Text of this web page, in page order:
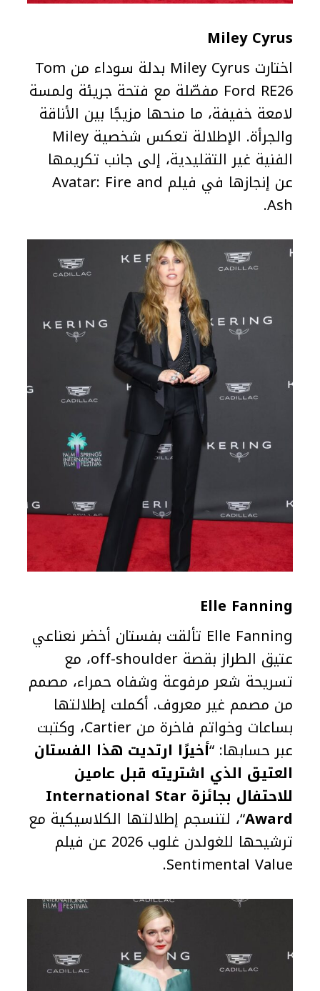
Miley Cyrus
اختارت Miley Cyrus بدلة سوداء من Tom
Ford RE26 مفصّلة مع فتحة جريئة ولمسة
لامعة خفيفة، ما منحها مزيجًا بين الأناقة
والجرأة. الإطلالة تعكس شخصية Miley
الفنية غير التقليدية، إلى جانب تكريمها
عن إنجازها في فيلم Avatar: Fire and
Ash.
Elle Fanning
Elle Fanning تألقت بفستان أخضر نعناعي
عتيق الطراز بقصة off-shoulder، مع
تسريحة شعر مرفوعة وشفاه حمراء، مصمم
من مصمم غير معروف. أكملت إطلالتها
بساعات وخواتم فاخرة من Cartier، وكتبت
عبر حسابها: “أخيرًا ارتديت هذا الفستان
العتيق الذي اشتريته قبل عامين
للاحتفال بجائزة International Star
Award“، لتنسجم إطلالتها الكلاسيكية مع
ترشيحها للغولدن غلوب 2026 عن فيلم
Sentimental Value.